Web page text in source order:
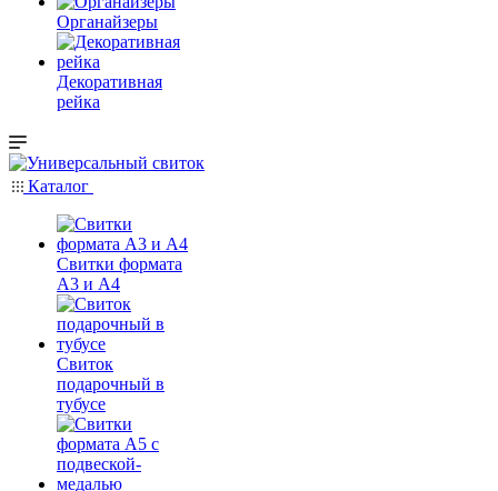
Органайзеры
Декоративная
рейка
Каталог
Свитки формата
А3 и А4
Свиток
подарочный в
тубусе